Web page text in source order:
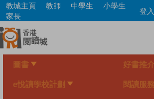
Skip
main
content
教城主頁 教師 中學生
小學生
家長
登
圖書 好書推
e悅讀學校計劃 閱讀服